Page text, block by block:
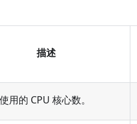
描述
用的 CPU 核心数。